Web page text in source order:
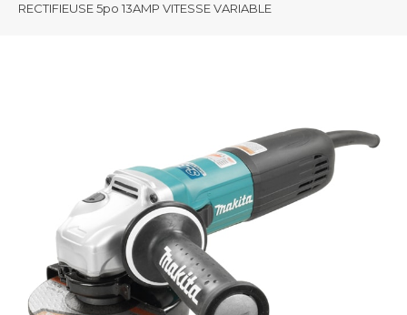
RECTIFIEUSE 5po 13AMP VITESSE VARIABLE